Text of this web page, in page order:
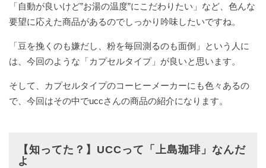
「自動が良いけど”お湯の温度”にこだわりたい」など、色んな
要望に応えた商品があるのでしっかり吟味したいですね。
「豆を挽くのも嫌だし、粉を毎回測るのも面倒」という人に
は、今回のような「カプセルタイプ」が良いと思います。
そして、カプセルタイプのコーヒーメーカーにも色々あるの
で、今回はその中でuccさんの商品の紹介になります。
【知ってた？】UCCって「上島珈琲」なんだ
よ